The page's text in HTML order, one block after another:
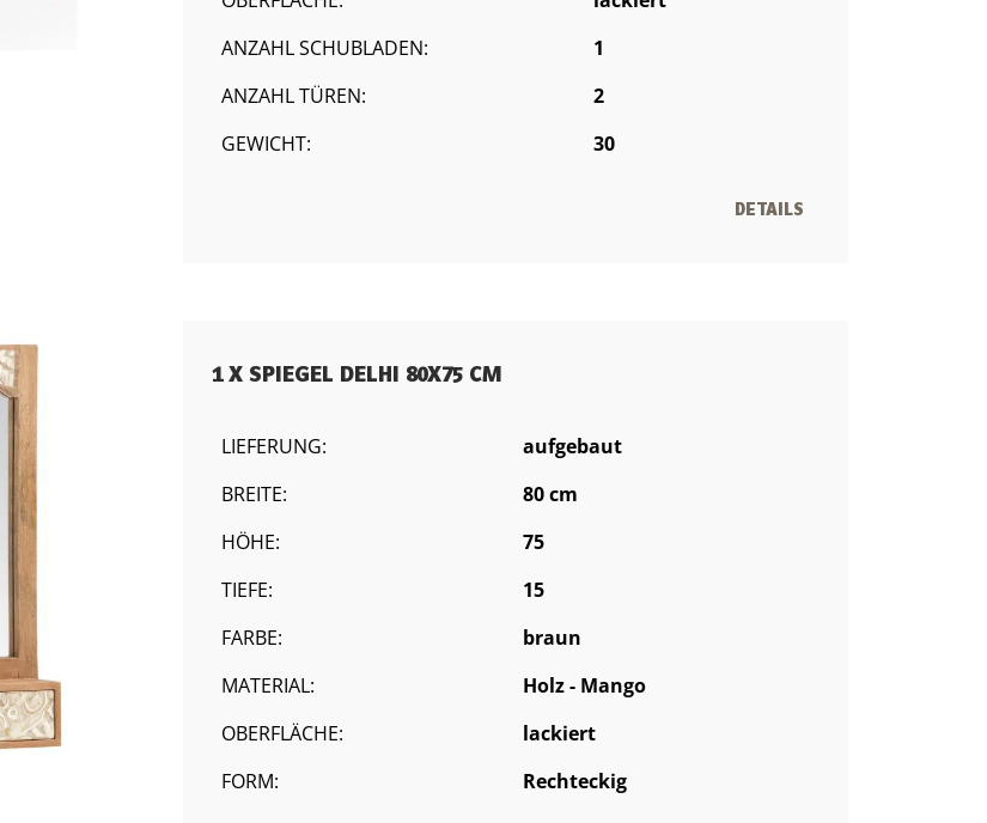
ANZAHL SCHUBLADEN:
1
ANZAHL TÜREN:
2
GEWICHT:
30
DETAILS
1 X SPIEGEL DELHI 80X75 CM
LIEFERUNG:
aufgebaut
BREITE:
80 cm
HÖHE:
75
TIEFE:
15
FARBE:
braun
MATERIAL:
Holz - Mango
OBERFLÄCHE:
lackiert
FORM:
Rechteckig